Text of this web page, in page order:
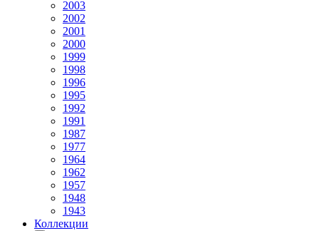
2003
2002
2001
2000
1999
1998
1996
1995
1992
1991
1987
1977
1964
1962
1957
1948
1943
Коллекции